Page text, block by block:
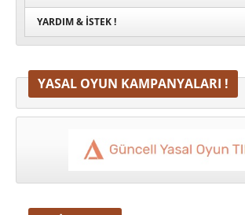
YARDIM & İSTEK !
YASAL OYUN KAMPANYALARI !